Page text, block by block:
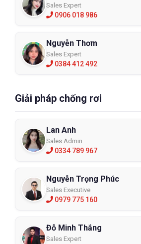
Sales Expert
0906 018 986
Nguyễn Thơm
Sales Expert
0384 412 492
Giải pháp chống rơi
Lan Anh
Sales Admin
0334 789 967
Nguyễn Trọng Phúc
Sales Executive
0979 775 160
Đỗ Minh Thắng
Sales Expert